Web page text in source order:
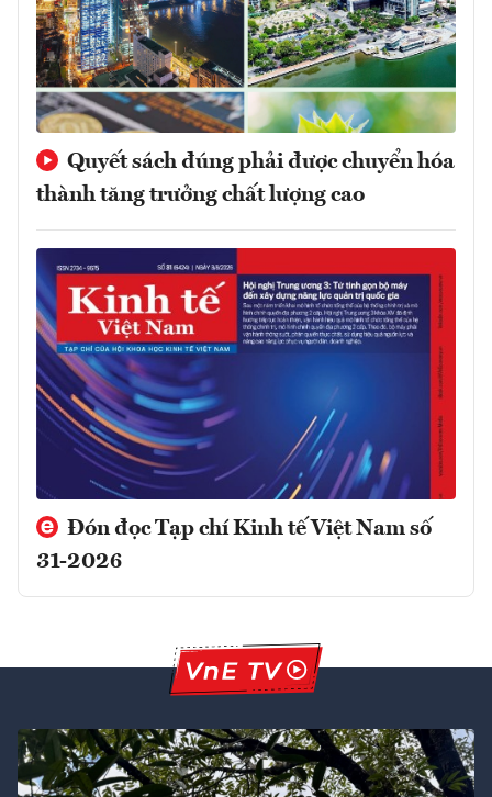
Quyết sách đúng phải được chuyển hóa
thành tăng trưởng chất lượng cao
Đón đọc Tạp chí Kinh tế Việt Nam số
31-2026